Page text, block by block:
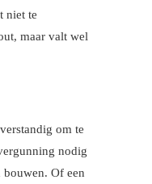
niet te
maar valt wel
om te
nodig
bouwen. Of een